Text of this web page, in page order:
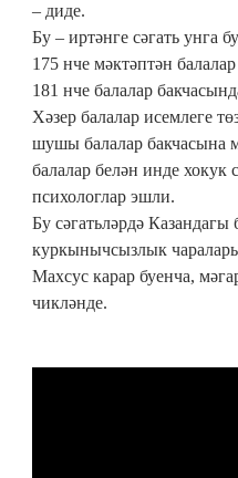
– диде.
Бу – иртәнге сәгать унга
175 нче мәктәптән
181 нче балалар
Хәзер балалар исемлеге
шушы балалар бакчасына
балалар белән инде хокук
психологлар эшли.
Бу сәгатьләрдә
куркынычсызлык
Махсус карар буенча,
чикләнде.